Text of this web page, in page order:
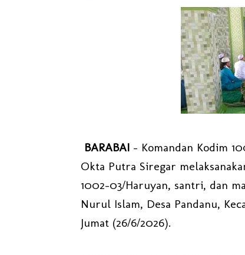
BARABAI – Komandan Kodim
Okta Putra Siregar
1002-03/Haruyan, santri, dan
Nurul Islam, Desa Pandanu,
Jumat (26/6/2026).